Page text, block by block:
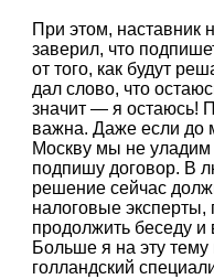
При этом, наставник
заверил, что
от того, как будут
дал слово, что
значит — я остаюсь!
важна. Даже если до
Москву мы не
подпишу договор. В
решение сейчас
налоговые эксперты,
продолжить беседу
Больше я на эту
голландский